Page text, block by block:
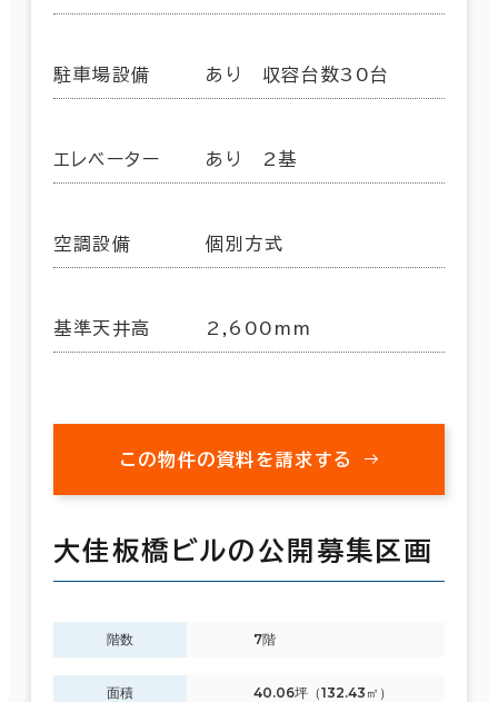
駐車場設備 あり 収容台数30台
エレベーター あり 2基
空調設備 個別方式
基準天井高 2,600mm
この物件の資料を請求する
大佳板橋ビルの公開募集区画
階数 7階
面積 40.06坪（132.43㎡）